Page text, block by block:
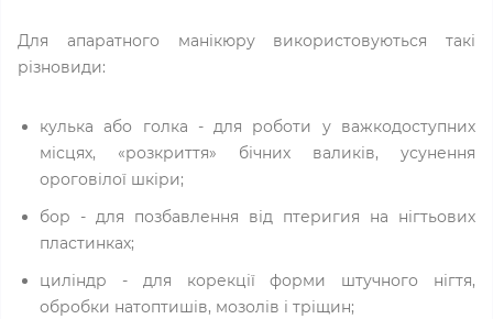
Для апаратного манікюру використовуються такі
різновиди:
кулька або голка - для роботи у важкодоступних
місцях, «розкриття» бічних валиків, усунення
ороговілої шкіри;
бор - для позбавлення від птеригия на нігтьових
пластинках;
циліндр - для корекції форми штучного нігтя,
обробки натоптишів, мозолів і тріщин;